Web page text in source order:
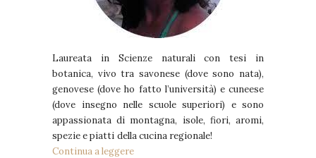
Laureata in Scienze naturali con tesi in
botanica, vivo tra savonese (dove sono nata),
genovese (dove ho fatto l’università) e cuneese
(dove insegno nelle scuole superiori) e sono
appassionata di montagna, isole, fiori, aromi,
spezie e piatti della cucina regionale!
Continua a leggere